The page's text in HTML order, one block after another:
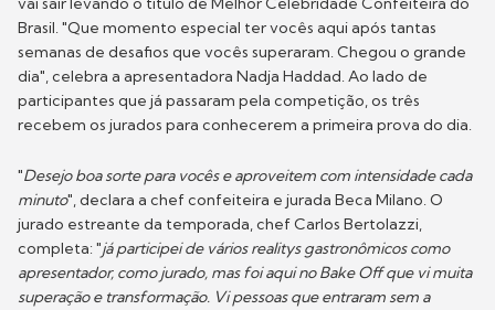
Brasil. "Que momento especial ter vocês aqui após tantas
semanas de desafios que vocês superaram. Chegou o grande
dia", celebra a apresentadora Nadja Haddad. Ao lado de
participantes que já passaram pela competição, os três
recebem os jurados para conhecerem a primeira prova do dia.
"Desejo boa sorte para vocês e aproveitem com intensidade cada
minuto", declara a chef confeiteira e jurada Beca Milano. O
jurado estreante da temporada, chef Carlos Bertolazzi,
completa: "já participei de vários realitys gastronômicos como
apresentador, como jurado, mas foi aqui no Bake Off que vi muita
superação e transformação. Vi pessoas que entraram sem a